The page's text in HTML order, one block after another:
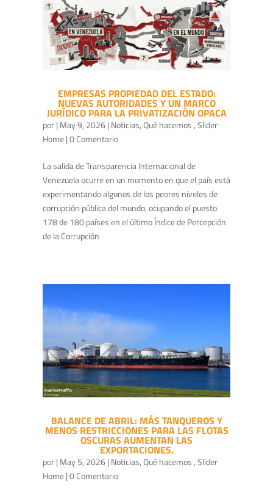
EMPRESAS PROPIEDAD DEL ESTADO:
NUEVAS AUTORIDADES Y UN MARCO
JURÍDICO PARA LA PRIVATIZACIÓN OPACA
por| May 9, 2026| Noticias,Qué hacemos ,Slider
Home| 0 Comentario
La salida de Transparencia Internacional de
Venezuela ocurre en un momento en que el país está
experimentando algunos de los peores niveles de
corrupción pública del mundo, ocupando el puesto
178 de 180 países en el último Índice de Percepción
de la Corrupción
BALANCE DE ABRIL: MÁS TANQUEROS Y
MENOS RESTRICCIONES PARA LAS FLOTAS
OSCURAS AUMENTAN LAS
EXPORTACIONES.
por| May 5, 2026| Noticias,Qué hacemos ,Slider
Home| 0 Comentario